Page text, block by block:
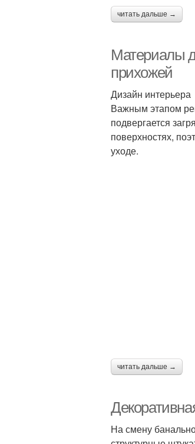
читать дальше →
Материалы
прихожей
Дизайн интерьера
Важным этапом
подвергается
поверхностях,
уходе.
читать дальше →
На смену